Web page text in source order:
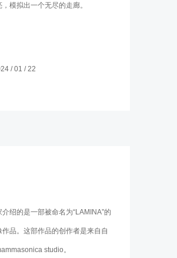
模拟出一个无尽的走廊。
/ 01 / 22
绍的是一部被命名为“LAMINA”的
作品。这部作品的创作者是来自自
studio。